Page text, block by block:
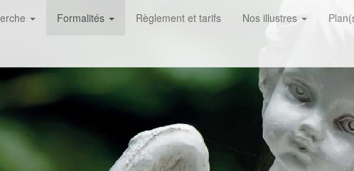
Formalités Règlement et tarifs Nos illustres